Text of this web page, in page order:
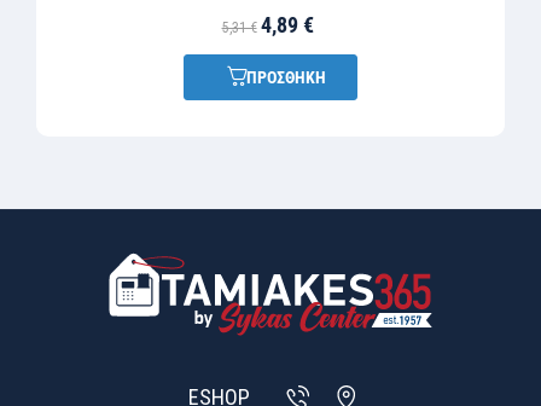
5,31 € 4,89 €
ΠΡΟΣΘΗΚΗ
ESHOP